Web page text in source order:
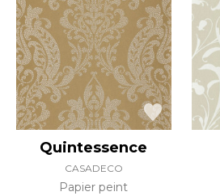
Quintessence
CASADECO
Papier peint